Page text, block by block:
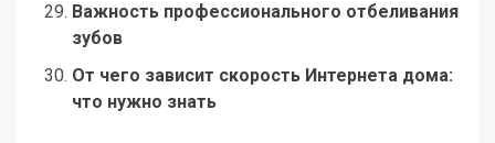
Важность профессионального отбеливания
зубов
От чего зависит скорость Интернета дома:
что нужно знать